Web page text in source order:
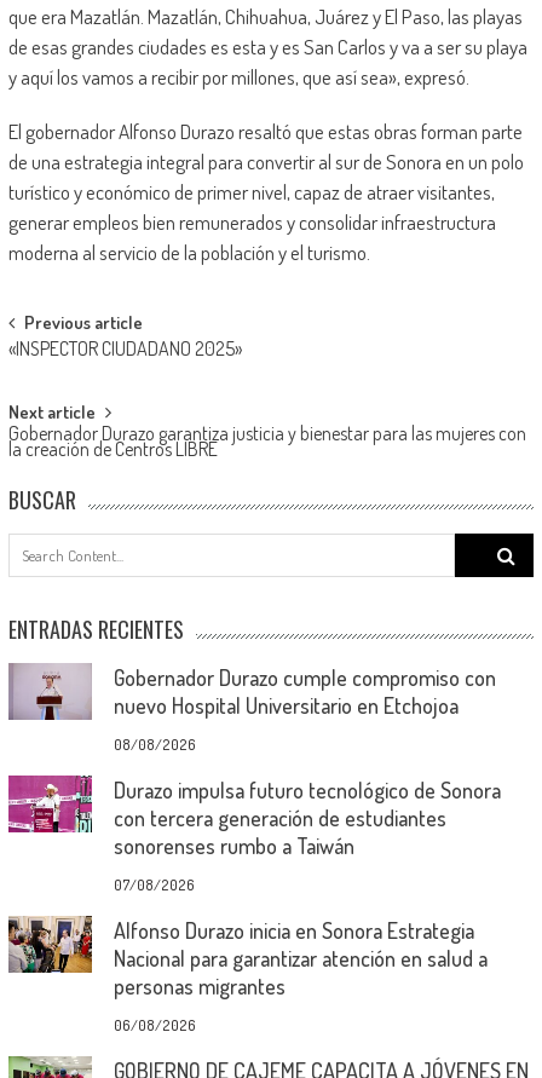
que era Mazatlán. Mazatlán, Chihuahua, Juárez y El Paso, las playas
de esas grandes ciudades es esta y es San Carlos y va a ser su playa
y aquí los vamos a recibir por millones, que así sea», expresó.
El gobernador Alfonso Durazo resaltó que estas obras forman parte
de una estrategia integral para convertir al sur de Sonora en un polo
turístico y económico de primer nivel, capaz de atraer visitantes,
generar empleos bien remunerados y consolidar infraestructura
moderna al servicio de la población y el turismo.
Post
navigation
Previous article
«INSPECTOR CIUDADANO 2025»
Next article
Gobernador Durazo garantiza justicia y bienestar para las mujeres con
la creación de Centros LIBRE
BUSCAR
Search
for:
ENTRADAS RECIENTES
Gobernador Durazo cumple compromiso con
nuevo Hospital Universitario en Etchojoa
08/08/2026
Durazo impulsa futuro tecnológico de Sonora
con tercera generación de estudiantes
sonorenses rumbo a Taiwán
07/08/2026
Alfonso Durazo inicia en Sonora Estrategia
Nacional para garantizar atención en salud a
personas migrantes
06/08/2026
GOBIERNO DE CAJEME CAPACITA A JÓVENES EN